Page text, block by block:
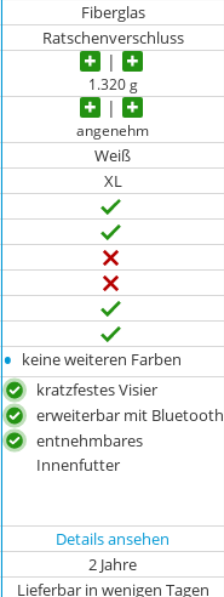
Fiberglas
Ratschenverschluss
1.320 g
angenehm
Weiß
XL
• keine weiteren Farben
kratzfestes Visier
erweiterbar mit Bluetooth
entnehmbares
Innenfutter
Details ansehen
2 Jahre
Lieferbar in wenigen Tagen